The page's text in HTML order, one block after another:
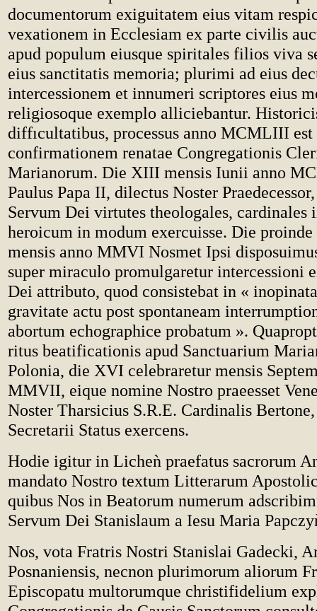
documentorum exiguitatem eius vitam
vexationem in Ecclesiam ex parte civilis
apud populum eiusque spiritales filios viva
eius sanctitatis memoria; plurimi ad eius
intercessionem et innumeri scriptores eius
religiosoque exemplo alliciebantur.
diffıcultatibus, processus anno MCMLIII est
confirmationem renatae Congregationis
Marianorum. Die XIII mensis Iunii anno
Paulus Papa II, dilectus Noster
Servum Dei virtutes theologales, cardinales
heroicum in modum exercuisse. Die
mensis anno MMVI Nosmet Ipsi
super miraculo promulgaretur intercessioni
Dei attributo, quod consistebat in «
gravitate actu post spontaneam
abortum echographice probatum ».
ritus beatificationis apud Sanctuarium
Polonia, die XVI celebraretur mensis
MMVII, eique nomine Nostro praeesset
Noster Tharsicius S.R.E. Cardinalis
Secretarii Status exercens.
Hodie igitur in Licheǹ praefatus sacrorum
mandato Nostro textum Litterarum
quibus Nos in Beatorum numerum
Servum Dei Stanislaum a Iesu Maria Papczy
Nos, vota Fratris Nostri Stanislai Gadecki,
Posnaniensis, necnon plurimorum aliorum
Episcopatu multorumque christifidelium